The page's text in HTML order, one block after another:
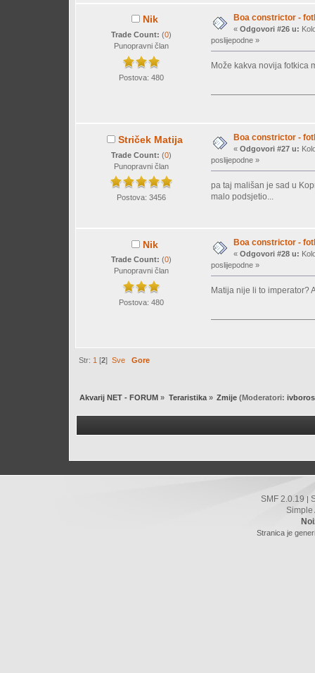
Nik
Trade Count: (0)
Punopravni član
Postova: 480
Boa constrictor -
« Odgovori #26 u:
poslijepodne »
Može kakva novija fotkica
Striček Matija
Trade Count: (0)
Punopravni član
Postova: 3456
Boa constrictor -
« Odgovori #27 u:
poslijepodne »
pa taj mališan je sad u
malo podsjetio...
Nik
Trade Count: (0)
Punopravni član
Postova: 480
Boa constrictor -
« Odgovori #28 u:
poslijepodne »
Matija nije li to imperator?
Str: 1 [2]Sve Gore
Akvarij NET - FORUM » Teraristika» Zmije (Moderatori:
SMF 2.0.19
Simple
Stranica je